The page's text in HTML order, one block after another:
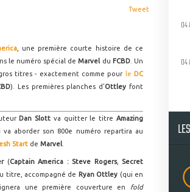
Tweet
, une première courte histoire de ce
le numéro spécial deMarvel du FCBD. Un
titres - exactement comme pour leDC
). Les premières planches d'Ottleyfont
Dan Slott va quitter le titreAmazing
aborder son 800e numéro repartira au
Start de Marvel
(Captain America : Steve Rogers, Secret
titre, accompagné de Ryan Ottley (qui en
une première couverture en fold
04
04